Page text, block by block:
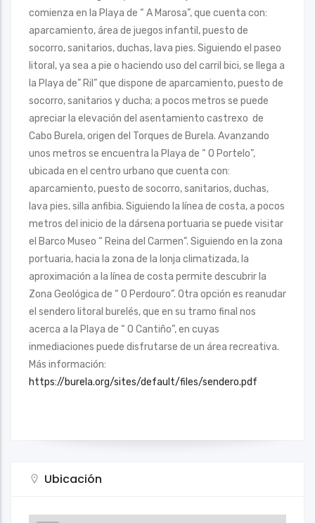
comienza en la Playa de “ A Marosa”, que cuenta con:
aparcamiento, área de juegos infantil, puesto de
socorro, sanitarios, duchas, lava pies. Siguiendo el paseo
litoral, ya sea a pie o haciendo uso del carril bici, se llega a
la Playa de” Ril” que dispone de aparcamiento, puesto de
socorro, sanitarios y ducha; a pocos metros se puede
apreciar la elevación del asentamiento castrexo de
Cabo Burela, origen del Torques de Burela. Avanzando
unos metros se encuentra la Playa de “ O Portelo”,
ubicada en el centro urbano que cuenta con:
aparcamiento, puesto de socorro, sanitarios, duchas,
lava pies, silla anfibia. Siguiendo la línea de costa, a pocos
metros del inicio de la dársena portuaria se puede visitar
el Barco Museo “ Reina del Carmen”. Siguiendo en la zona
portuaria, hacia la zona de la lonja climatizada, la
aproximación a la línea de costa permite descubrir la
Zona Geológica de “ O Perdouro”. Otra opción es reanudar
el sendero litoral burelés, que en su tramo final nos
acerca a la Playa de “ O Cantiño”, en cuyas
inmediaciones puede disfrutarse de un área recreativa.
Más información:
https://burela.org/sites/default/files/sendero.pdf
Ubicación